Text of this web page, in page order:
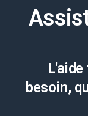
besoin,